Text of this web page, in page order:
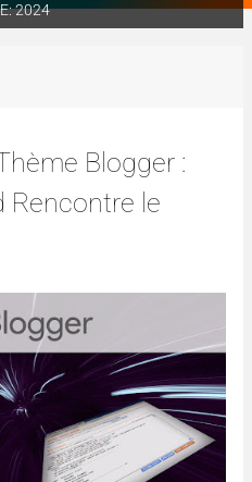
2024
Blogger :
Rencontre le